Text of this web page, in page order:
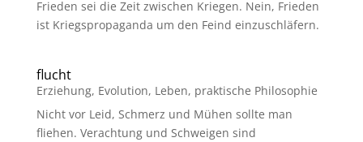
Frieden sei die Zeit zwischen Kriegen. Nein, Frieden
ist Kriegspropaganda um den Feind einzuschläfern.
flucht
Erziehung, Evolution, Leben, praktische Philosophie
Nicht vor Leid, Schmerz und Mühen sollte man
fliehen. Verachtung und Schweigen sind